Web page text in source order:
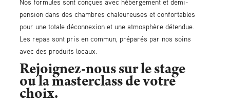
pension dans des chambres chaleureuses et confortables
pour une totale déconnexion et une atmosphère détendue.
Les repas sont pris en commun, préparés par nos soins
avec des produits locaux.
Rejoignez-nous sur le stage
ou la masterclass de votre
choix.